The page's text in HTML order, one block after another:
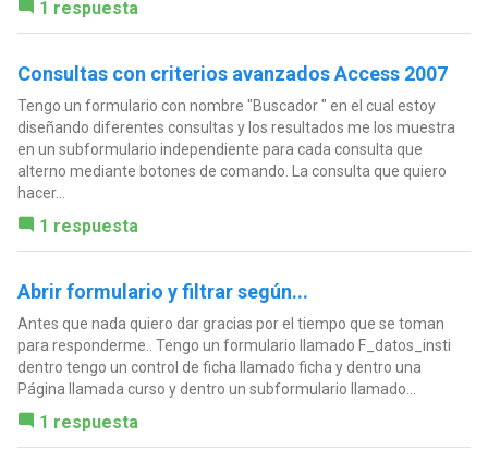
1 respuesta
Consultas con criterios avanzados Access 2007
Tengo un formulario con nombre "Buscador " en el cual estoy
diseñando diferentes consultas y los resultados me los muestra
en un subformulario independiente para cada consulta que
alterno mediante botones de comando. La consulta que quiero
hacer...
1 respuesta
Abrir formulario y filtrar según...
Antes que nada quiero dar gracias por el tiempo que se toman
para responderme.. Tengo un formulario llamado F_datos_insti
dentro tengo un control de ficha llamado ficha y dentro una
Página llamada curso y dentro un subformulario llamado...
1 respuesta